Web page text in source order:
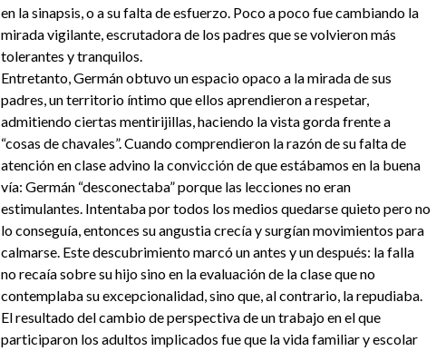
en la sinapsis, o a su falta de esfuerzo. Poco a poco fue cambiando la
mirada vigilante, escrutadora de los padres que se volvieron más
tolerantes y tranquilos.
Entretanto, Germán obtuvo un espacio opaco a la mirada de sus
padres, un territorio íntimo que ellos aprendieron a respetar,
admitiendo ciertas mentirijillas, haciendo la vista gorda frente a
“cosas de chavales”. Cuando comprendieron la razón de su falta de
atención en clase advino la convicción de que estábamos en la buena
vía: Germán “desconectaba” porque las lecciones no eran
estimulantes. Intentaba por todos los medios quedarse quieto pero no
lo conseguía, entonces su angustia crecía y surgían movimientos para
calmarse. Este descubrimiento marcó un antes y un después: la falla
no recaía sobre su hijo sino en la evaluación de la clase que no
contemplaba su excepcionalidad, sino que, al contrario, la repudiaba.
El resultado del cambio de perspectiva de un trabajo en el que
participaron los adultos implicados fue que la vida familiar y escolar